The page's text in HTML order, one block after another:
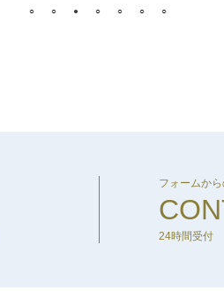
フォームか
24時間受付